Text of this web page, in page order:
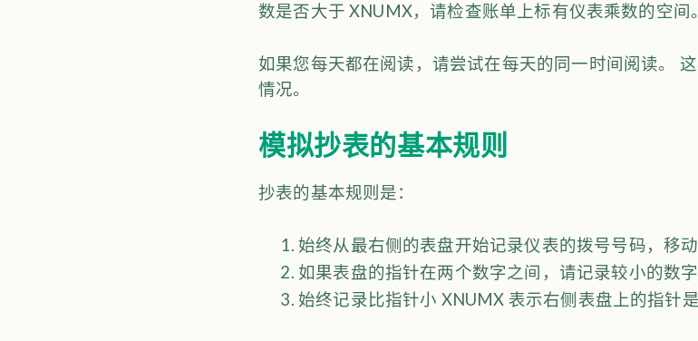
数是否大于 XNUMX，请检查账单上标有仪表乘数的空间。
如果您每天都在阅读，请尝试在每天的同一时间阅读。
情况。
模拟抄表的基本规则
抄表的基本规则是：
始终从最右侧的表盘开始记录仪表的拨号号码，移动
如果表盘的指针在两个数字之间，请记录较小的数字
始终记录比指针小 XNUMX 表示右侧表盘上的指针是